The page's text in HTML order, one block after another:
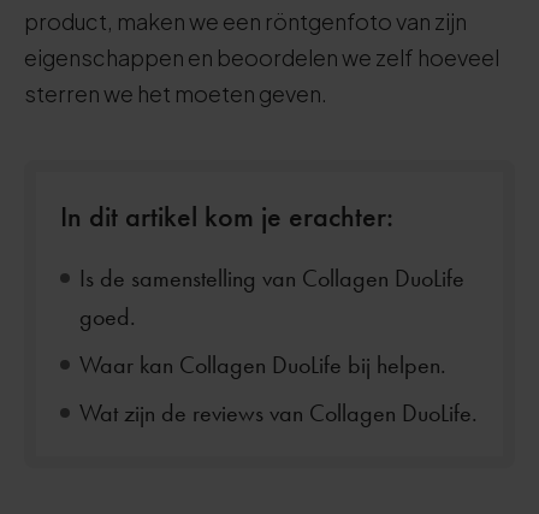
product, maken we een röntgenfoto van zijn
eigenschappen en beoordelen we zelf hoeveel
sterren we het moeten geven.
In dit artikel kom je erachter:
Is de samenstelling van Collagen DuoLife
goed.
Waar kan Collagen DuoLife bij helpen.
Wat zijn de reviews van Collagen DuoLife.